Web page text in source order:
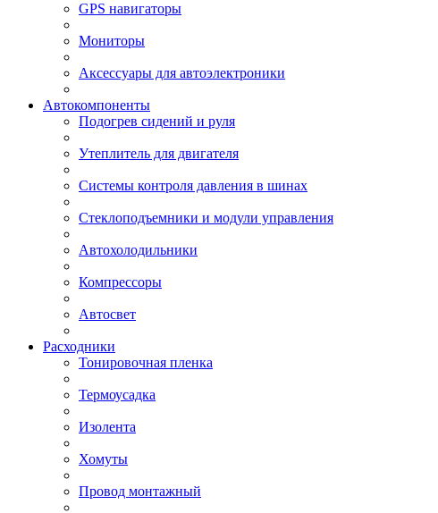
GPS навигаторы
Мониторы
Аксессуары для автоэлектроники
Автокомпоненты
Подогрев сидений и руля
Утеплитель для двигателя
Системы контроля давления в шинах
Стеклоподъемники и модули управления
Автохолодильники
Компрессоры
Автосвет
Расходники
Тонировочная пленка
Термоусадка
Изолента
Хомуты
Провод монтажный